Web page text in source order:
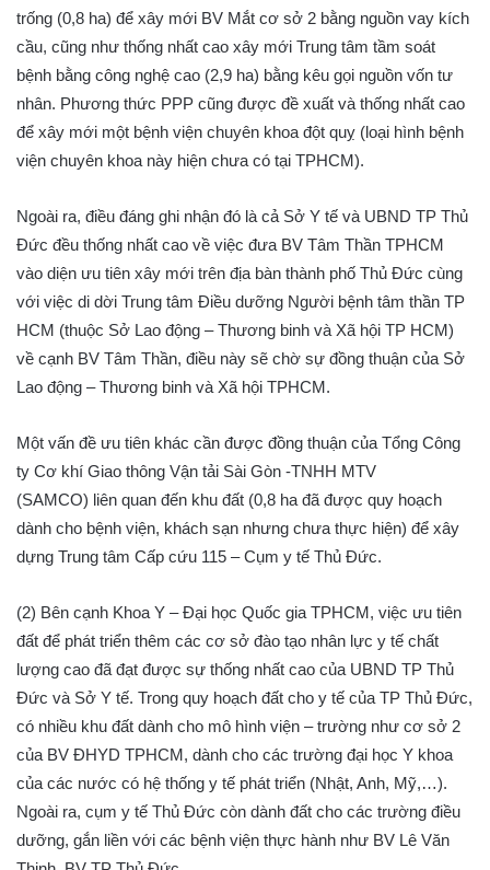
trống (0,8 ha) để xây mới BV Mắt cơ sở 2 bằng nguồn vay kích
cầu, cũng như thống nhất cao xây mới Trung tâm tầm soát
bệnh bằng công nghệ cao (2,9 ha) bằng kêu gọi nguồn vốn tư
nhân. Phương thức PPP cũng được đề xuất và thống nhất cao
để xây mới một bệnh viện chuyên khoa đột quỵ (loại hình bệnh
viện chuyên khoa này hiện chưa có tại TPHCM).
Ngoài ra, điều đáng ghi nhận đó là cả Sở Y tế và UBND TP Thủ
Đức đều thống nhất cao về việc đưa BV Tâm Thần TPHCM
vào diện ưu tiên xây mới trên địa bàn thành phố Thủ Đức cùng
với việc di dời Trung tâm Điều dưỡng Người bệnh tâm thần TP
HCM (thuộc Sở Lao động – Thương binh và Xã hội TP HCM)
về cạnh BV Tâm Thần, điều này sẽ chờ sự đồng thuận của Sở
Lao động – Thương binh và Xã hội TPHCM.
Một vấn đề ưu tiên khác cần được đồng thuận của Tổng Công
ty Cơ khí Giao thông Vận tải Sài Gòn -TNHH MTV
(SAMCO) liên quan đến khu đất (0,8 ha đã được quy hoạch
dành cho bệnh viện, khách sạn nhưng chưa thực hiện) để xây
dựng Trung tâm Cấp cứu 115 – Cụm y tế Thủ Đức.
(2) Bên cạnh Khoa Y – Đại học Quốc gia TPHCM, việc ưu tiên
đất để phát triển thêm các cơ sở đào tạo nhân lực y tế chất
lượng cao đã đạt được sự thống nhất cao của UBND TP Thủ
Đức và Sở Y tế. Trong quy hoạch đất cho y tế của TP Thủ Đức,
có nhiều khu đất dành cho mô hình viện – trường như cơ sở 2
của BV ĐHYD TPHCM, dành cho các trường đại học Y khoa
của các nước có hệ thống y tế phát triển (Nhật, Anh, Mỹ,…).
Ngoài ra, cụm y tế Thủ Đức còn dành đất cho các trường điều
dưỡng, gắn liền với các bệnh viện thực hành như BV Lê Văn